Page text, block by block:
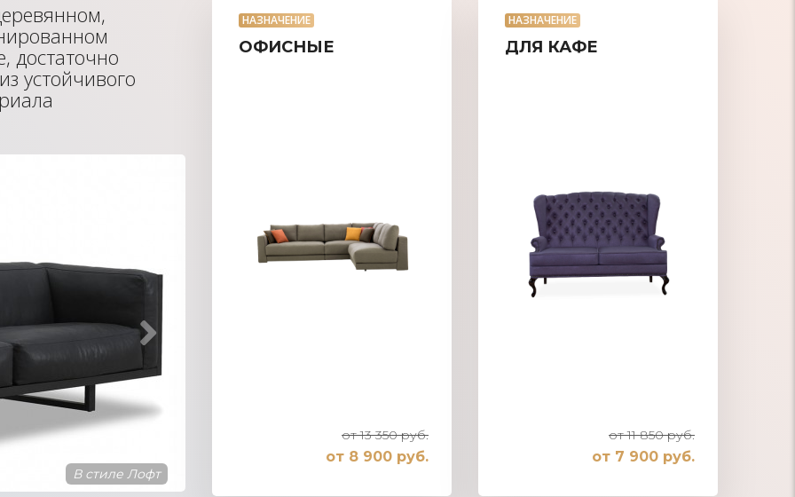
достаточно
устойчивого
В стиле Лофт
НАЗНАЧЕНИЕ
ОФИСНЫЕ
от 13 350 руб.
от 8 900 руб.
НАЗНАЧЕНИЕ
ДЛЯ КАФЕ
от 11 850 руб.
от 7 900 руб.